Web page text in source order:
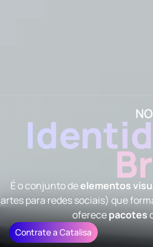
É o conjunto deelementos
artes para redes sociais) que
oferecepacotes
Contrate a Catalisa